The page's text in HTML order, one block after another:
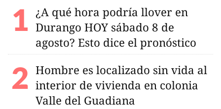
¿A qué hora podría llover en
Durango HOY sábado 8 de
agosto? Esto dice el pronóstico
Hombre es localizado sin vida al
interior de vivienda en colonia
Valle del Guadiana